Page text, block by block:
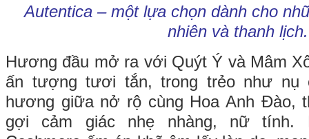
Autentica – một lựa chọn dành cho
nhiên và thanh lịch.
Hương đầu mở ra với Quýt Ý và Mâm
ấn tượng tươi tắn, trong trẻo như nụ
hương giữa nở rộ cùng Hoa Anh Đào,
gợi cảm giác nhẹ nhàng, nữ tính.